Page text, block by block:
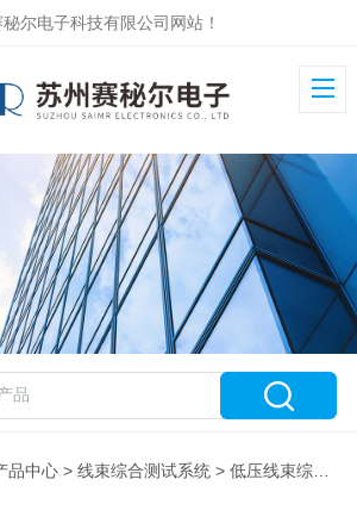
尔电子科技有限公司网站！
品中心 >线束综合测试系统 >低压线束综合测试系统